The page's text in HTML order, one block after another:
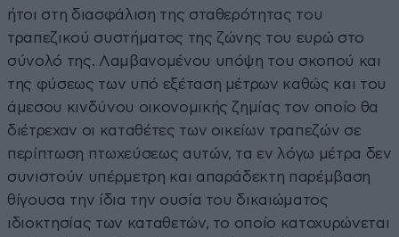
ήτοι στη διασφάλιση της σταθερότητας του
τραπεζικού συστήματος της ζώνης του ευρώ στο
σύνολό της. Λαμβανομένου υπόψη του σκοπού και
της φύσεως των υπό εξέταση μέτρων καθώς και του
άμεσου κινδύνου οικονομικής ζημίας τον οποίο θα
διέτρεχαν οι καταθέτες των οικείων τραπεζών σε
περίπτωση πτωχεύσεως αυτών, τα εν λόγω μέτρα δεν
συνιστούν υπέρμετρη και απαράδεκτη παρέμβαση
θίγουσα την ίδια την ουσία του δικαιώματος
ιδιοκτησίας των καταθετών, το οποίο κατοχυρώνεται